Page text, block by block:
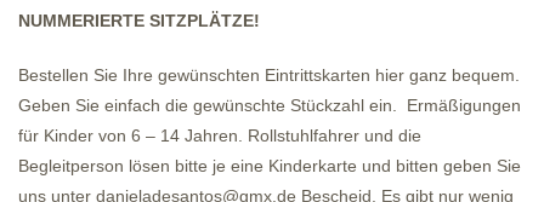
NUMMERIERTE SITZPLÄTZE!
Bestellen Sie Ihre gewünschten Eintrittskarten hier ganz bequem.
Geben Sie einfach die gewünschte Stückzahl ein. Ermäßigungen
für Kinder von 6 – 14 Jahren. Rollstuhlfahrer und die
Begleitperson lösen bitte je eine Kinderkarte und bitten geben Sie
uns unter danieladesantos@gmx.de Bescheid. Es gibt nur wenig